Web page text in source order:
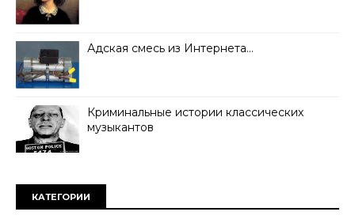
Адская смесь из Интернета…
Криминальные истории классических
музыкантов
КАТЕГОРИИ